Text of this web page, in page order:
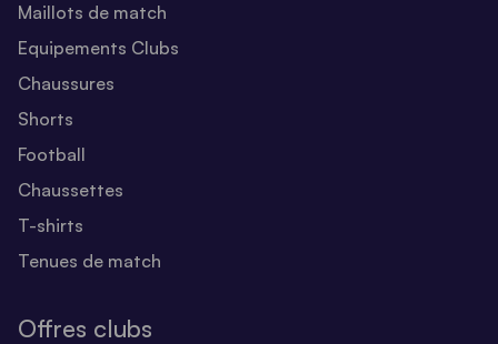
Maillots de match
Equipements Clubs
Chaussures
Shorts
Football
Chaussettes
T-shirts
Tenues de match
Offres clubs